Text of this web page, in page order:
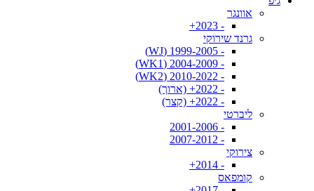
אוונגר
- 2023+
גרנד שירוקי
- 1999-2005 (WJ)
- 2004-2009 (WK1)
- 2010-2022 (WK2)
- 2022+ (ארוך)
- 2022+ (קצר)
ליברטי
- 2001-2006
- 2007-2012
צירוקי
- 2014+
קומפאס